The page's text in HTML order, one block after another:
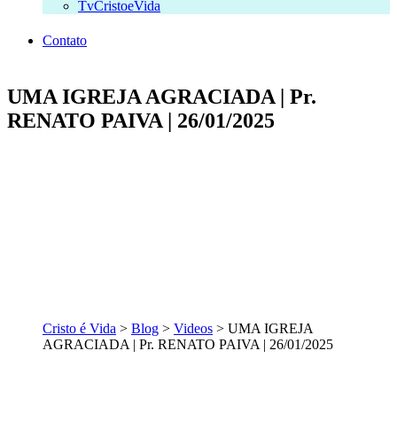
TvCristoeVida
Contato
UMA IGREJA AGRACIADA | Pr.
RENATO PAIVA | 26/01/2025
Cristo é Vida > Blog > Videos > UMA IGREJA
AGRACIADA | Pr. RENATO PAIVA | 26/01/2025